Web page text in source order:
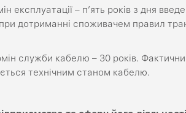
експлуатації – п’ять років з дня
дотриманні споживачем правил
служби кабелю – 30 років.
технічним станом кабелю.